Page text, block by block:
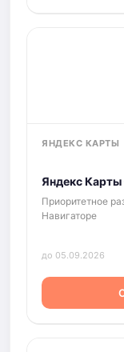
ЯНДЕКС КАРТЫ
Яндекс
Приоритетное
Навигаторе
до 05.09.2026